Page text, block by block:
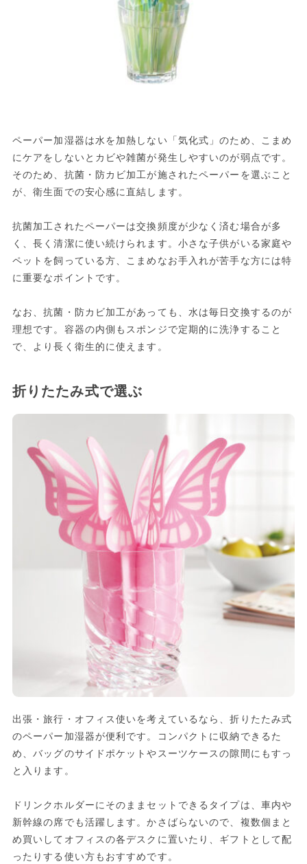
ペーパー加湿器は水を加熱しない「気化式」のため、こまめ
にケアをしないとカビや雑菌が発生しやすいのが弱点です。
そのため、抗菌・防カビ加工が施されたペーパーを選ぶこと
が、衛生面での安心感に直結します。
抗菌加工されたペーパーは交換頻度が少なく済む場合が多
く、長く清潔に使い続けられます。小さな子供がいる家庭や
ペットを飼っている方、こまめなお手入れが苦手な方には特
に重要なポイントです。
なお、抗菌・防カビ加工があっても、水は毎日交換するのが
理想です。容器の内側もスポンジで定期的に洗浄すること
で、より長く衛生的に使えます。
折りたたみ式で選ぶ
出張・旅行・オフィス使いを考えているなら、折りたたみ式
のペーパー加湿器が便利です。コンパクトに収納できるた
め、バッグのサイドポケットやスーツケースの隙間にもすっ
と入ります。
ドリンクホルダーにそのままセットできるタイプは、車内や
新幹線の席でも活躍します。かさばらないので、複数個まと
め買いしてオフィスの各デスクに置いたり、ギフトとして配
ったりする使い方もおすすめです。